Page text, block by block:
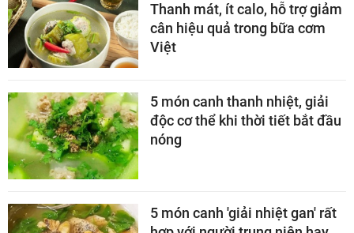
Thanh mát, ít calo, hỗ trợ giảm
cân hiệu quả trong bữa cơm
Việt
5 món canh thanh nhiệt, giải
độc cơ thể khi thời tiết bắt đầu
nóng
5 món canh 'giải nhiệt gan' rất